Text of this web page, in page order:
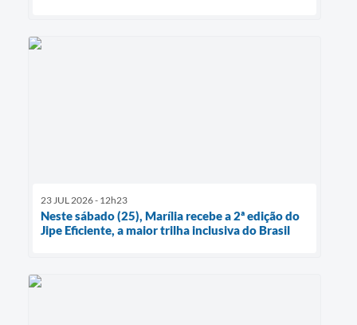
23 JUL 2026 - 12h23
Neste sábado (25), Marília recebe a 2ª edição do
Jipe Eficiente, a maior trilha inclusiva do Brasil